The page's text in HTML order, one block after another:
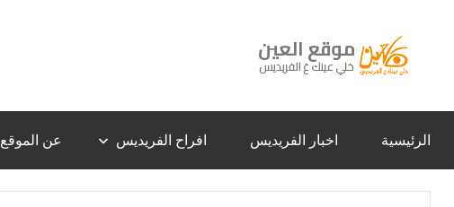
المحتوى
العين
–
عَ
الفريديس
الرئيسية اخبار الفريديس افراح الفريديس عن الموقع